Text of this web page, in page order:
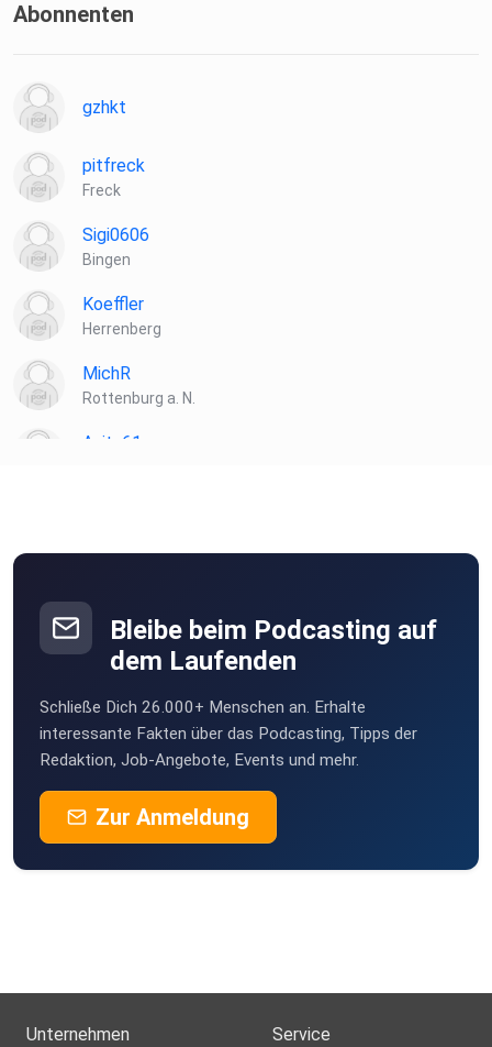
Abonnenten
gzhkt
pitfreck
Freck
Sigi0606
Bingen
Koeffler
Herrenberg
MichR
Rottenburg a. N.
Anita61
Kammeltal
MariaKn
89611
Bleibe beim Podcasting auf
dem Laufenden
Schließe Dich 26.000+ Menschen an. Erhalte
interessante Fakten über das Podcasting, Tipps der
Redaktion, Job-Angebote, Events und mehr.
Zur Anmeldung
Unternehmen Service